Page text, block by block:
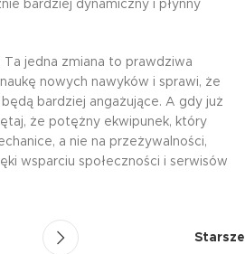
bardziej dynamiczny i płynny
Ta jedna zmiana to prawdziwa
nowych nawyków i sprawi, że
bardziej angażujące. A gdy już
że potężny ekwipunek, który
a nie na przeżywalności,
wsparciu społeczności i serwisów
Starsze